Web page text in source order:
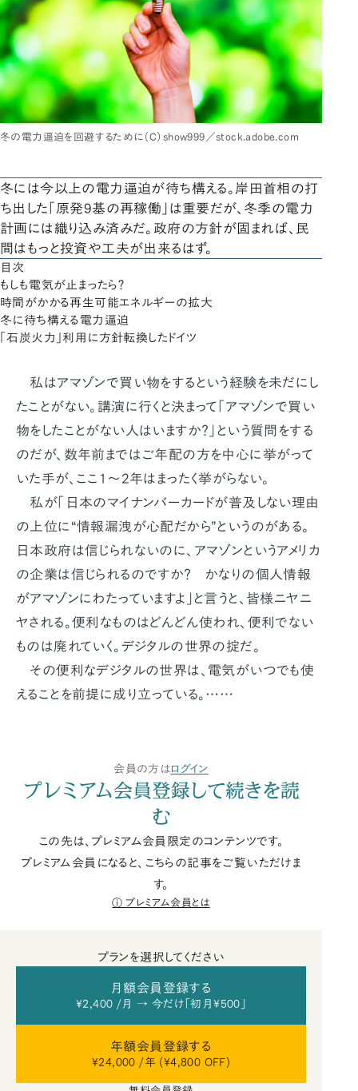
冬の電力逼迫を回避するために（C）show999／stock.adobe.com
冬には今以上の電力逼迫が待ち構える。岸田首相の打
ち出した「原発9基の再稼働」は重要だが、冬季の電力
計画には織り込み済みだ。政府の方針が固まれば、民
間はもっと投資や工夫が出来るはず。
目次
もしも電気が止まったら？
時間がかかる再生可能エネルギーの拡大
冬に待ち構える電力逼迫
「石炭火力」利用に方針転換したドイツ
私はアマゾンで買い物をするという経験を未だにし
たことがない。講演に行くと決まって「アマゾンで買い
物をしたことがない人はいますか？」という質問をする
のだが、数年前まではご年配の方を中心に挙がって
いた手が、ここ1～2年はまったく挙がらない。
私が「日本のマイナンバーカードが普及しない理由
の上位に“情報漏洩が心配だから”というのがある。
日本政府は信じられないのに、アマゾンというアメリカ
の企業は信じられるのですか？ かなりの個人情報
がアマゾンにわたっていますよ」と言うと、皆様ニヤニ
ヤされる。便利なものはどんどん使われ、便利でない
ものは廃れていく。デジタルの世界の掟だ。
その便利なデジタルの世界は、電気がいつでも使
えることを前提に成り立っている。……
会員の方はログイン
プレミアム会員登録して続きを読
む
この先は、プレミアム会員限定のコンテンツです。
プレミアム会員になると、こちらの記事をご覧いただけま
す。
プレミアム会員とは
プランを選択してください
月額会員登録する
¥2,400 /月 → 今だけ「初月¥500」
年額会員登録する
¥24,000 /年 (¥4,800 OFF)